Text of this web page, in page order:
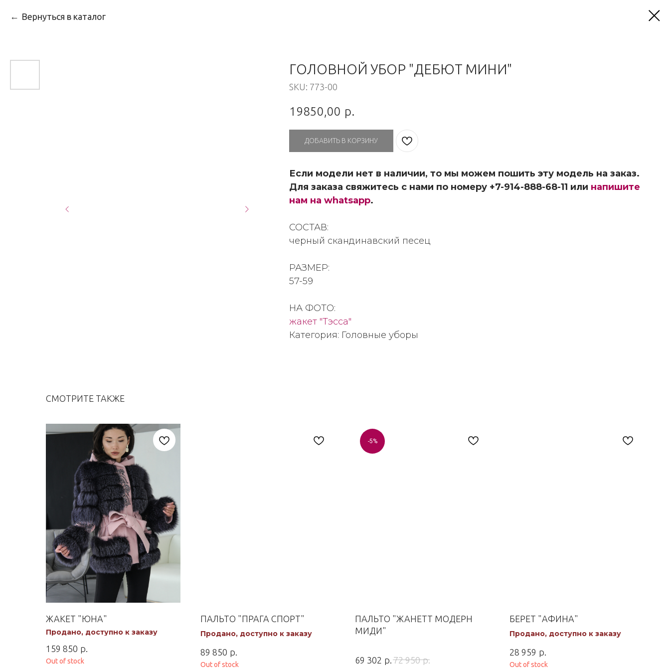
Вернуться в каталог
ГОЛОВНОЙ УБОР "ДЕБЮТ МИНИ"
SKU: 773-00
19850,00 р.
ДОБАВИТЬ В КОРЗИНУ
Если модели нет в наличии, то мы можем пошить эту модель на заказ.
Для заказа свяжитесь с нами по номеру +7-914-888-68-11 или напишите
нам на whatsapp.
СОСТАВ:
черный скандинавский песец
РАЗМЕР:
57-59
НА ФОТО:
жакет "Тэсса"
Категория: Головные уборы
СМОТРИТЕ ТАКЖЕ
ЖАКЕТ "ЮНА"
Продано, доступно к заказу
159 850 р.
Out of stock
ПАЛЬТО "ПРАГА СПОРТ"
Продано, доступно к заказу
89 850 р.
Out of stock
-5%
ПАЛЬТО "ЖАНЕТТ МОДЕРН
МИДИ"
69 302 р. 72 950 р.
БЕРЕТ "АФИНА"
Продано, доступно к заказу
28 959 р.
Out of stock